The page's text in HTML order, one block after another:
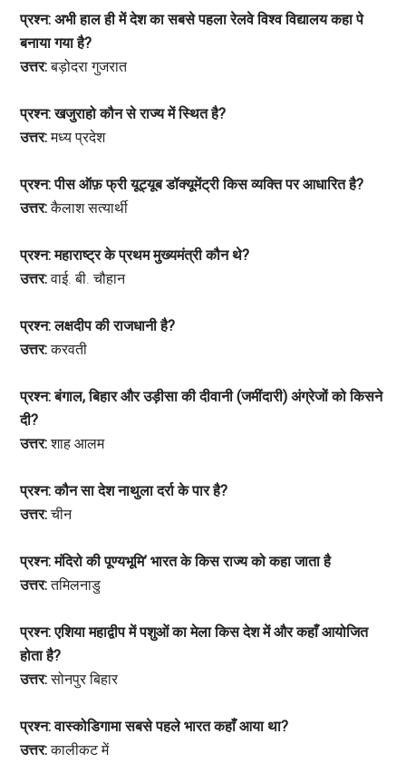
प्रश्न: अभी हाल ही में देश का सबसे पहला रेलवे विश्व विद्यालय कहा पे
बनाया गया है?
उत्तर:बड़ोदरा गुजरात
प्रश्न: खजुराहो कौन से राज्य में स्थित है?
उत्तर:मध्य प्रदेश
प्रश्न: पीस ऑफ़ फ्री यूट्यूब डॉक्यूमेंट्री किस व्यक्ति पर आधारित है?
उत्तर:कैलाश सत्यार्थी
प्रश्न: महाराष्ट्र के प्रथम मुख्यमंत्री कौन थे?
उत्तर:वाई. बी. चौहान
प्रश्न: लक्षदीप की राजधानी है?
उत्तर:करवती
प्रश्न: बंगाल, बिहार और उड़ीसा की दीवानी (जमींदारी) अंग्रेजों को किसने
दी?
उत्तर:शाह आलम
प्रश्न: कौन सा देश नाथुला दर्रा के पार है?
उत्तर:चीन
प्रश्न: मंदिरो की पूण्यभूमि’ भारत के किस राज्य को कहा जाता है
उत्तर:तमिलनाडु
प्रश्न: एशिया महाद्वीप में पशुओं का मेला किस देश में और कहाँ आयोजित
होता है?
उत्तर:सोनपुर बिहार
प्रश्न: वास्कोडिगामा सबसे पहले भारत कहाँ आया था?
उत्तर:कालीकट में